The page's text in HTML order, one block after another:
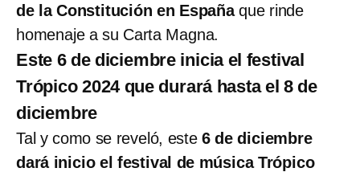
de la Constitución en Españaque rinde
homenaje a su Carta Magna.
Este 6 de diciembre inicia el festival
Trópico 2024 que durará hasta el 8 de
diciembre
Tal y como se reveló, este6 de diciembre
dará inicio el festival de música Trópico